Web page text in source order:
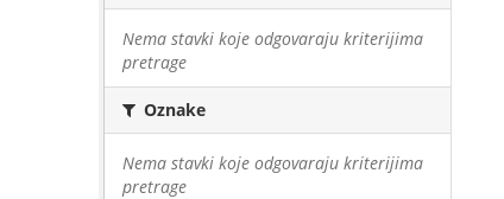
Nema stavki koje odgovaraju kriterijima
pretrage
Oznake
Nema stavki koje odgovaraju kriterijima
pretrage